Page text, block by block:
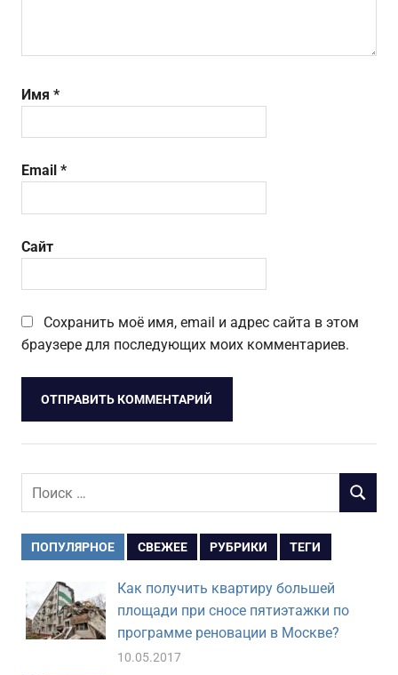
Имя *
Email *
Сайт
Сохранить моё имя, email и адрес сайта в этом
браузере для последующих моих комментариев.
Поиск
ПОИСК
ПОПУЛЯРНОЕ СВЕЖЕЕ РУБРИКИ ТЕГИ
Как получить квартиру большей
площади при сносе пятиэтажки по
программе реновации в Москве?
10.05.2017